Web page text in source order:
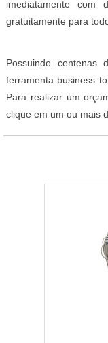
imediatamente
gratuitamente para
Possuindo centenas
ferramenta business
Para realizar um
clique em um ou mais